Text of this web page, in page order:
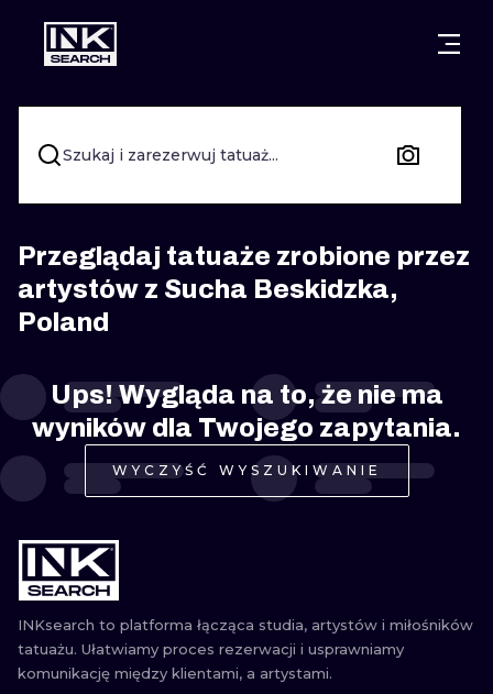
MIASTA GDAŃSK
WARSZAWA POZNAŃ
KRAKÓW KATOWICE
WROCŁAW ŁÓDŹ
BERLIN WIEDEŃ
PRAGA LONDYN
STYLE
KALIGRAFIA
NEW
RYCINOWE
Szukaj i zarezerwuj tatuaż...
Przeglądaj tatuaże zrobione przez
artystów z Sucha Beskidzka,
Poland
Ups! Wygląda na to, że nie ma
wyników dla Twojego zapytania.
WYCZYŚĆ WYSZUKIWANIE
INKsearch to platforma łącząca studia, artystów i miłośników
tatuażu. Ułatwiamy proces rezerwacji i usprawniamy
komunikację między klientami, a artystami.